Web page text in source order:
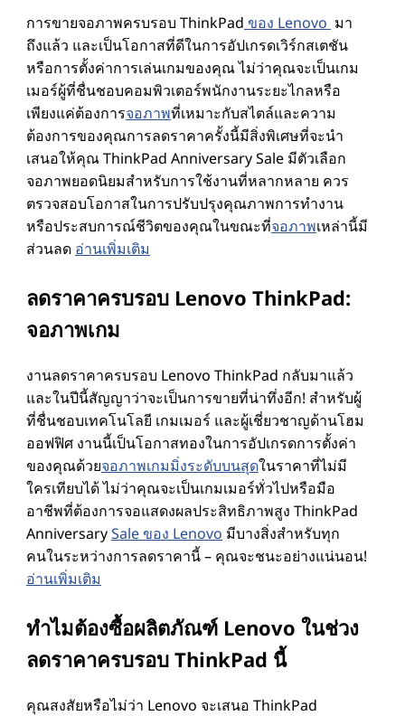
การขายจอภาพครบรอบ ThinkPad ของ Lenovo มา
ถึงแล้ว และเป็นโอกาสที่ดีในการอัปเกรดเวิร์กสเตชัน
หรือการตั้งค่าการเล่นเกมของคุณ ไม่ว่าคุณจะเป็นเกม
เมอร์ผู้ที่ชื่นชอบคอมพิวเตอร์พนักงานระยะไกลหรือ
เพียงแค่ต้องการจอภาพที่เหมาะกับสไตล์และความ
ต้องการของคุณการลดราคาครั้งนี้มีสิ่งพิเศษที่จะนํา
เสนอให้คุณ ThinkPad Anniversary Sale มีตัวเลือก
จอภาพยอดนิยมสําหรับการใช้งานที่หลากหลาย ควร
ตรวจสอบโอกาสในการปรับปรุงคุณภาพการทํางาน
หรือประสบการณ์ชีวิตของคุณในขณะที่จอภาพเหล่านี้มี
ส่วนลด อ่านเพิ่มเติม
ลดราคาครบรอบ Lenovo ThinkPad:
จอภาพเกม
งานลดราคาครบรอบ Lenovo ThinkPad กลับมาแล้ว
และในปีนี้สัญญาว่าจะเป็นการขายที่น่าทึ่งอีก! สําหรับผู้
ที่ชื่นชอบเทคโนโลยี เกมเมอร์ และผู้เชี่ยวชาญด้านโฮม
ออฟฟิศ งานนี้เป็นโอกาสทองในการอัปเกรดการตั้งค่า
ของคุณด้วยจอภาพเกมมิ่งระดับบนสุดในราคาที่ไม่มี
ใครเทียบได้ ไม่ว่าคุณจะเป็นเกมเมอร์ทั่วไปหรือมือ
อาชีพที่ต้องการจอแสดงผลประสิทธิภาพสูง ThinkPad
AnniversarySale ของ Lenovo มีบางสิ่งสําหรับทุก
คนในระหว่างการลดราคานี้ – คุณจะชนะอย่างแน่นอน!
อ่านเพิ่มเติม
ทําไมต้องซื้อผลิตภัณฑ์ Lenovo ในช่วง
ลดราคาครบรอบ ThinkPad นี้
คุณสงสัยหรือไม่ว่า Lenovo จะเสนอ ThinkPad